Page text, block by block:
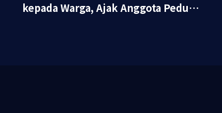
kepada Warga, Ajak Anggota Peduli